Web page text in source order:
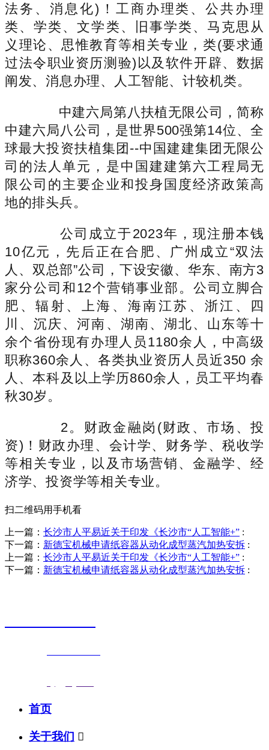
法务、消息化)！工商办理类、公共办理
类、学类、文学类、旧事学类、马克思从
义理论、思惟教育等相关专业，类(要求通
过法令职业资历测验)以及软件开辟、数据
阐发、消息办理、人工智能、计较机类。
中建六局第八扶植无限公司，简称
中建六局八公司，是世界500强第14位、全
球最大投资扶植集团--中国建建集团无限公
司的法人单元，是中国建建第六工程局无
限公司的主要企业和投身国度经济政策高
地的排头兵。
公司成立于2023年，现注册本钱
10亿元，先后正在合肥、广州成立“双法
人、双总部”公司，下设安徽、华东、南方3
家分公司和12个营销事业部。公司立脚合
肥、辐射、上海、海南江苏、浙江、四
川、沉庆、河南、湖南、湖北、山东等十
余个省份现有办理人员1180余人，中高级
职称360余人、各类执业资历人员近350 余
人、本科及以上学历860余人，员工平均春
秋30岁。
2。财政金融岗(财政、市场、投
资)！财政办理、会计学、财务学、税收学
等相关专业，以及市场营销、金融学、经
济学、投资学等相关专业。
扫二维码用手机看
上一篇： 长沙市人平易近关于印发《长沙市“人工智能+” :
下一篇： 新德宝机械申请纸容器从动化成型蒸汽加热安拆 :
上一篇： 长沙市人平易近关于印发《长沙市“人工智能+” :
下一篇： 新德宝机械申请纸容器从动化成型蒸汽加热安拆 :
首页
关于我们 